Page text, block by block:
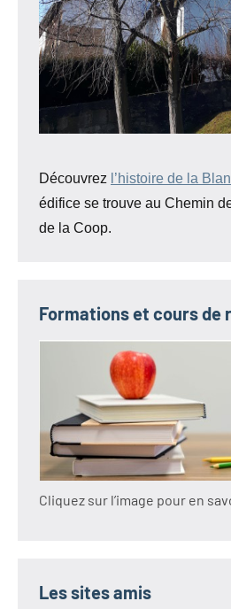
Découvrez l’histoire de la
édifice se trouve au Chemin
de la Coop.
Formations et cours de
Cliquez sur l’image pour en
Les sites amis